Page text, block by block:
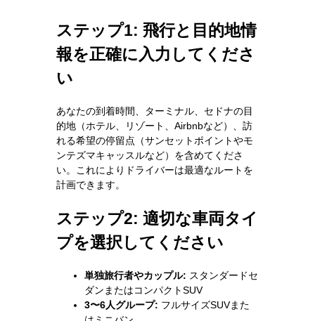
ステップ1: 飛行と目的地情
報を正確に入力してくださ
い
あなたの到着時間、ターミナル、セドナの目
的地（ホテル、リゾート、Airbnbなど）、訪
れる希望の停留点（サンセットポイントやモ
ンテズマキャッスルなど）を含めてくださ
い。これによりドライバーは最適なルートを
計画できます。
ステップ2: 適切な車両タイ
プを選択してください
単独旅行者やカップル: スタンダードセ
ダンまたはコンパクトSUV
3〜6人グループ: フルサイズSUVまた